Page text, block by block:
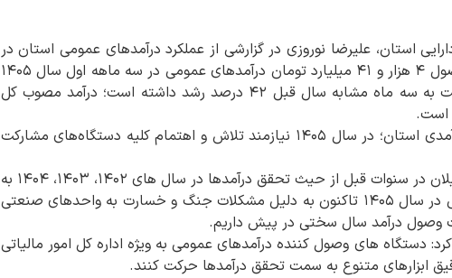
استان، علیرضا نوروزی در گزارشی از عملکرد درآمدهای عمومی استان در
خرداد ماه سال جاری ارائه کرد و ضمن اشاره به وصول ۴ هزار و ۴۱ میلیارد تومان درآمدهای عمومی در سه ماهه اول سال ۱۴۰۵
بیان کرد: تحقق درآمدها در سه ماه اول سال نسبت به سه ماه مشابه سال قبل ۴۲ درصد رشد داشته است؛ درآمد مصوب کل
وی در ادامه گفت: علیرغم رشد ۸۰ درصدی پایه درآمدی استان؛ در سال ۱۴۰۵ نیازمند تلاش و اهتمام کلیه دستگاه‌های مشارکت
نوروزی خاطرنشان کرد: با توجه به این که استان گیلان در سنوات قبل از حیث تحقق درآمدها در سال های ۱۴۰۲، ۱۴۰۳، ۱۴۰۴ به
ترتیب با ۱۱۲، ۱۰۱، ۱۰۰ درصد وصول داشته است ولی در سال ۱۴۰۵ تاکنون به دلیل مشکلات جنگ و خسارت به واحدهای صنعتی
وصول درآمد سال سختی در پیش داریم.
دستگاه های وصول کننده درآمدهای عمومی به ویژه اداره کل امور مالیاتی
ابزارهای متنوع به سمت تحقق درآمدها حرکت کنند.